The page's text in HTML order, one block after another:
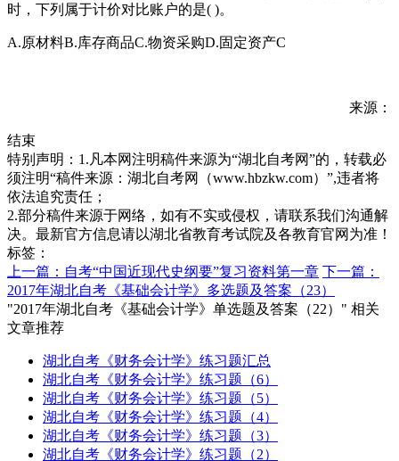
时，下列属于计价对比账户的是( )。
A.原材料B.库存商品C.物资采购D.固定资产C
来源：
结束
特别声明：1.凡本网注明稿件来源为“湖北自考网”的，转载必
须注明“稿件来源：湖北自考网（www.hbzkw.com）”,违者将
依法追究责任；
2.部分稿件来源于网络，如有不实或侵权，请联系我们沟通解
决。最新官方信息请以湖北省教育考试院及各教育官网为准！
标签：
上一篇：自考“中国近现代史纲要”复习资料第一章 下一篇：
2017年湖北自考《基础会计学》多选题及答案（23）
"2017年湖北自考《基础会计学》单选题及答案（22）" 相关
文章推荐
湖北自考《财务会计学》练习题汇总
湖北自考《财务会计学》练习题（6）
湖北自考《财务会计学》练习题（5）
湖北自考《财务会计学》练习题（4）
湖北自考《财务会计学》练习题（3）
湖北自考《财务会计学》练习题（2）